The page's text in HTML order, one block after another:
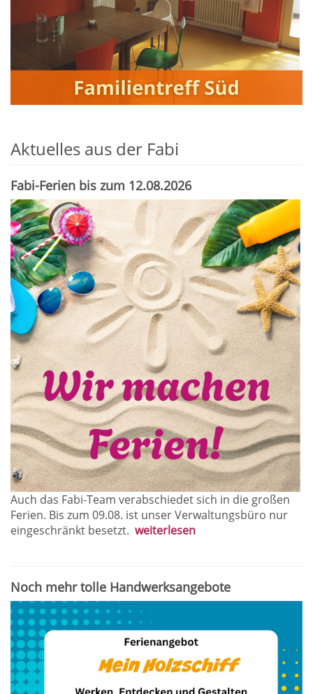
Aktuelles aus der Fabi
Fabi-Ferien bis zum 12.08.2026
Auch das Fabi-Team verabschiedet sich in die großen
Ferien. Bis zum 09.08. ist unser Verwaltungsbüro nur
eingeschränkt besetzt. weiterlesen
Noch mehr tolle Handwerksangebote